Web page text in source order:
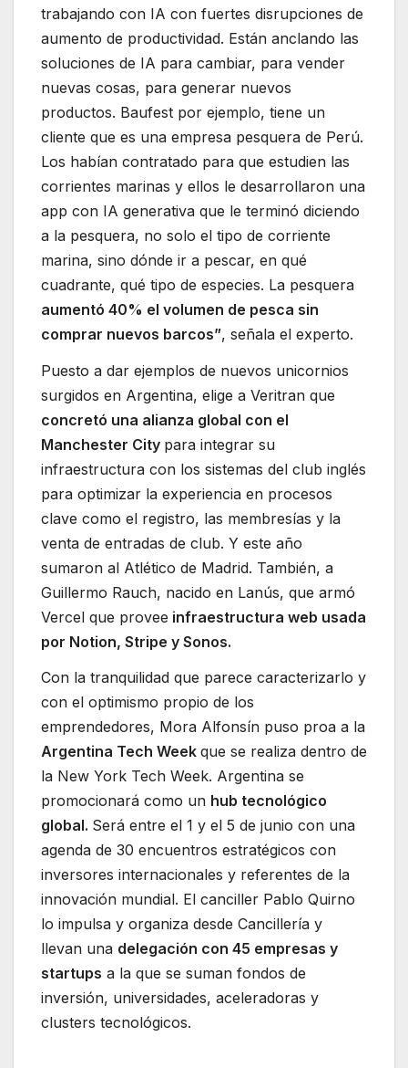
trabajando con IA con fuertes disrupciones de
aumento de productividad. Están anclando las
soluciones de IA para cambiar, para vender
nuevas cosas, para generar nuevos
productos. Baufest por ejemplo, tiene un
cliente que es una empresa pesquera de Perú.
Los habían contratado para que estudien las
corrientes marinas y ellos le desarrollaron una
app con IA generativa que le terminó diciendo
a la pesquera, no solo el tipo de corriente
marina, sino dónde ir a pescar, en qué
cuadrante, qué tipo de especies. La pesquera
aumentó 40% el volumen de pesca sin
comprar nuevos barcos”, señala el experto.
Puesto a dar ejemplos de nuevos unicornios
surgidos en Argentina, elige a Veritran que
concretó una alianza global con el
Manchester City para integrar su
infraestructura con los sistemas del club inglés
para optimizar la experiencia en procesos
clave como el registro, las membresías y la
venta de entradas de club. Y este año
sumaron al Atlético de Madrid. También, a
Guillermo Rauch, nacido en Lanús, que armó
Vercel que provee infraestructura web usada
por Notion, Stripe y Sonos.
Con la tranquilidad que parece caracterizarlo y
con el optimismo propio de los
emprendedores, Mora Alfonsín puso proa a la
Argentina Tech Week que se realiza dentro de
la New York Tech Week. Argentina se
promocionará como un hub tecnológico
global. Será entre el 1 y el 5 de junio con una
agenda de 30 encuentros estratégicos con
inversores internacionales y referentes de la
innovación mundial. El canciller Pablo Quirno
lo impulsa y organiza desde Cancillería y
llevan una delegación con 45 empresas y
startups a la que se suman fondos de
inversión, universidades, aceleradoras y
clusters tecnológicos.